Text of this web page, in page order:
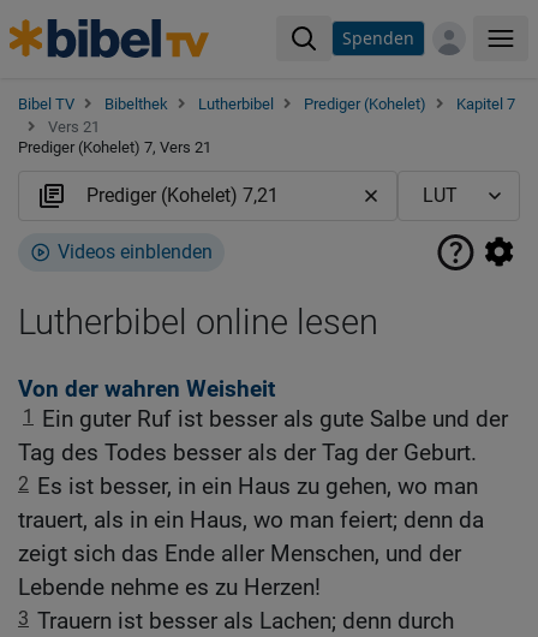
Spenden
Bibel TV Bibelthek Lutherbibel Prediger (Kohelet)
Kapitel 7
Vers 21
Prediger (Kohelet) 7, Vers 21
Videos einblenden
Lutherbibel online lesen
Von der wahren Weisheit
1
Ein guter Ruf ist besser als gute Salbe und der
Tag des Todes besser als der Tag der Geburt.
2 Es ist besser, in ein Haus zu gehen, wo man
trauert, als in ein Haus, wo man feiert; denn da
zeigt sich das Ende aller Menschen, und der
Lebende nehme es zu Herzen!
3 Trauern ist besser als Lachen; denn durch